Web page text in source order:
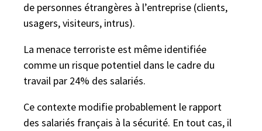
de personnes étrangères à l’entreprise (clients,
usagers, visiteurs, intrus).
La menace terroriste est même identifiée
comme un risque potentiel dans le cadre du
travail par 24% des salariés.
Ce contexte modifie probablement le rapport
des salariés français à la sécurité. En tout cas, il